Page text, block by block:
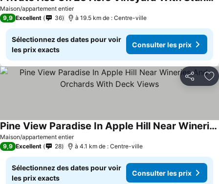
Maison/appartement entier
Consulter les prix
9,9 Excellent 36 à 19.5 km de : Centre-ville
Sélectionnez des dates pour voir
les prix exacts
Consulter les prix
Partager
Maison/appartement entier
Pine View Paradise In Apple Hill Near Wineries And Orchards With Deck Views
Consulter les prix
9,9 Excellent 28 à 4.1 km de : Centre-ville
Sélectionnez des dates pour voir
les prix exacts
Consulter les prix